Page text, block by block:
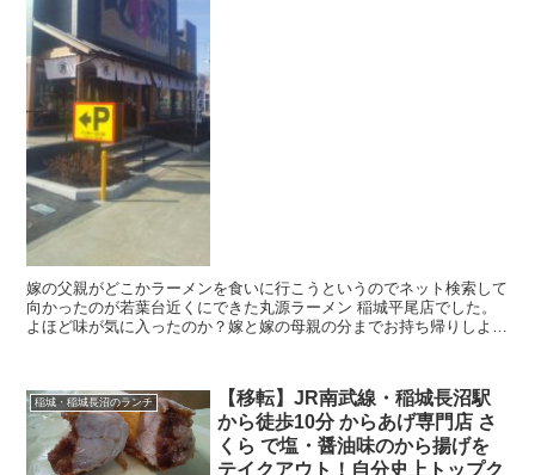
嫁の父親がどこかラーメンを食いに行こうというのでネット検索して
向かったのが若葉台近くにできた丸源ラーメン 稲城平尾店でした。
よほど味が気に入ったのか？嫁と嫁の母親の分までお持ち帰りしよう
稲城・稲城長沼のランチ
【移転】JR南武線・稲城長沼駅
から徒歩10分 からあげ専門店 さ
くら で塩・醤油味のから揚げを
テイクアウト！自分史上トップク